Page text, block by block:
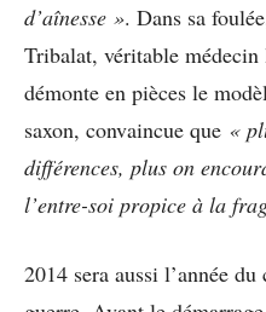
d’aînesse ». Dans sa
Tribalat, véritable
démonte en pièces le
saxon, convaincue que «
différences, plus on
l’entre-soi propice à la
2014 sera aussi l’année